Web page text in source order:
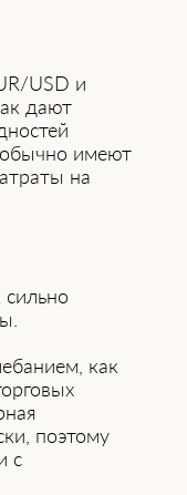
͏US͏D и
дают
имеют
на
сильно
как
поэтому
с